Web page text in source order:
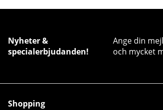
Nyheter &
specialerbjudanden!
Ange din
och mycket
Shopping